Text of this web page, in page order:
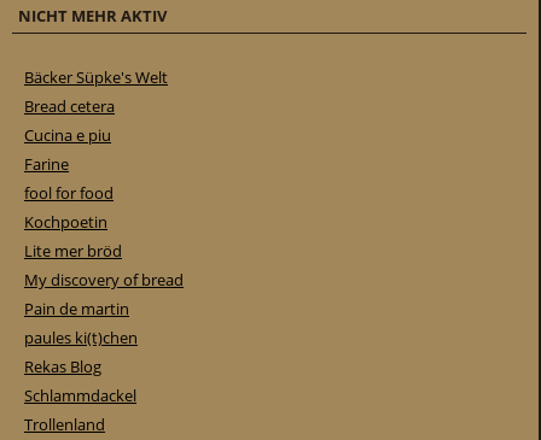
NICHT MEHR AKTIV
Bäcker Süpke's Welt
Bread cetera
Cucina e piu
Farine
fool for food
Kochpoetin
Lite mer bröd
My discovery of bread
Pain de martin
paules ki(t)chen
Rekas Blog
Schlammdackel
Trollenland